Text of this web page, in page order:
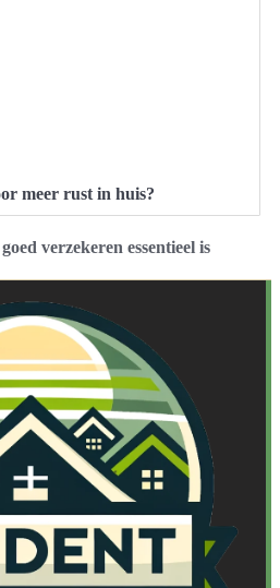
meer rust in huis?
verzekeren essentieel is